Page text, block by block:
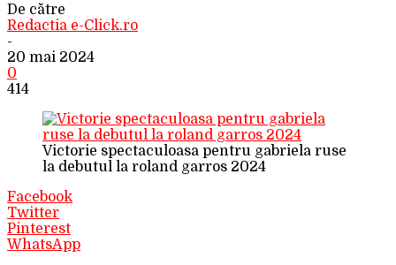
De către
Redactia e-Click.ro
-
20 mai 2024
0
414
Victorie spectaculoasa pentru gabriela ruse
la debutul la roland garros 2024
Facebook
Twitter
Pinterest
WhatsApp